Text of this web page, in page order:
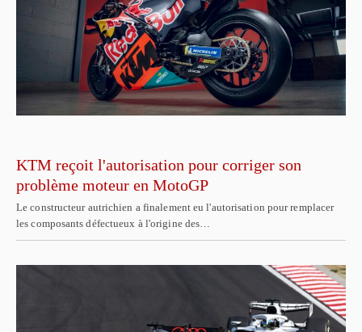
KTM reçoit l'autorisation pour corriger son
problème moteur en MotoGP
Le constructeur autrichien a finalement eu l'autorisation pour remplacer
les composants défectueux à l'origine des…